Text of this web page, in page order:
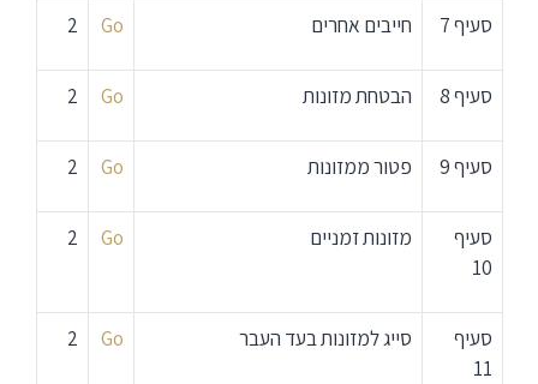
סעיף 7 חייבים אחרים Go
2
סעיף 8 הבטחת מזונות Go
2
סעיף 9 פטור ממזונות Go
2
סעיף
10
מזונות זמניים Go
2
סעיף
11
סייג למזונות בעד העבר Go
2